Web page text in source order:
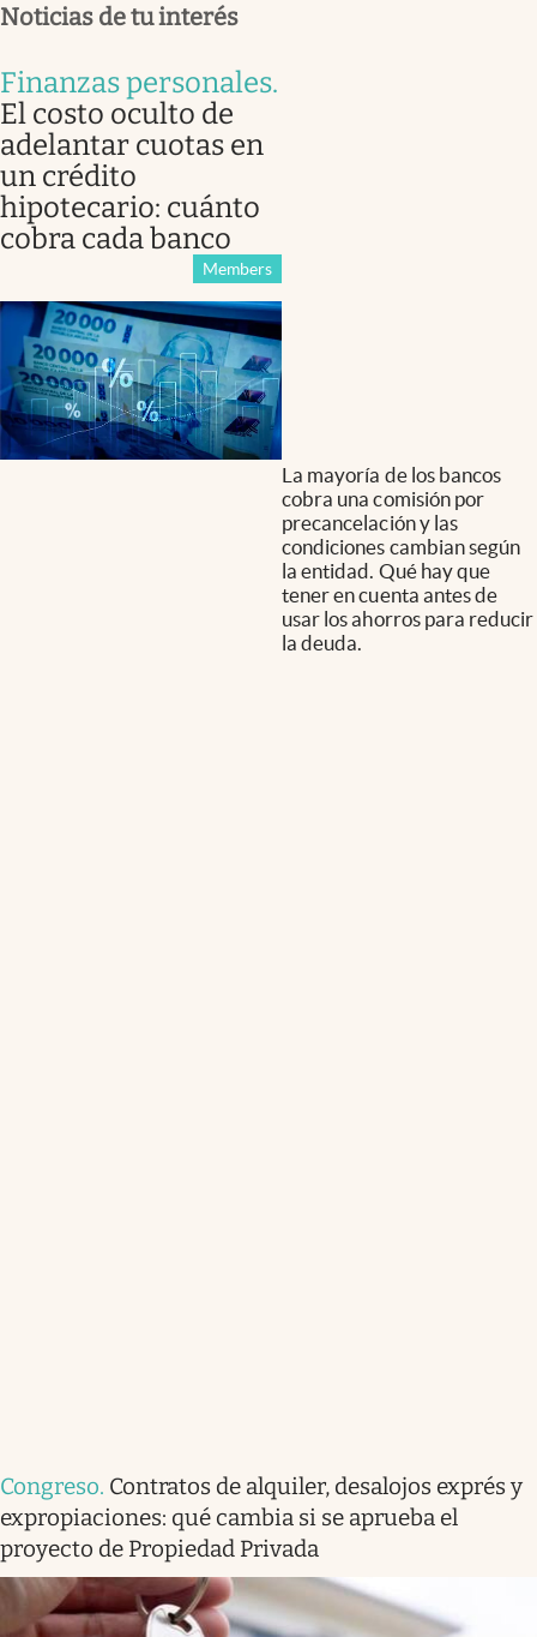
Noticias de tu interés
Finanzas personales.
El costo oculto de
adelantar cuotas en
un crédito
hipotecario: cuánto
cobra cada banco
Members
La mayoría de los bancos
cobra una comisión por
precancelación y las
condiciones cambian según
la entidad. Qué hay que
tener en cuenta antes de
usar los ahorros para reducir
la deuda.
Congreso. Contratos de alquiler, desalojos exprés y
expropiaciones: qué cambia si se aprueba el
proyecto de Propiedad Privada